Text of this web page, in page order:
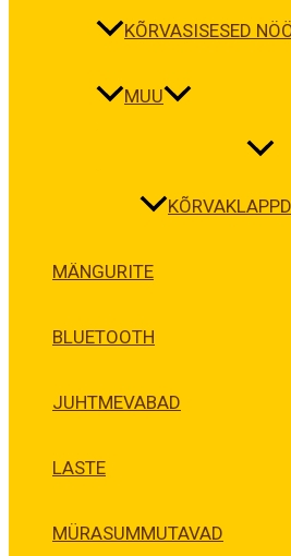
KÕRVASISESED
MUU
MÄNGURITE
BLUETOOTH
JUHTMEVABAD
LASTE
MÜRASUMMUTAVAD